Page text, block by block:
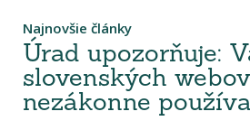
Najnovšie články
Úrad upozorňuje:
slovenských
nezákonne